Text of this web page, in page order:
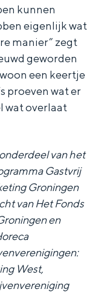
kunnen
eigenlijk wat
manier” zegt
geworden
een keertje
proeven wat er
wat overlaat
van het
Gastvrij
Groningen
van Het Fonds
en
West,